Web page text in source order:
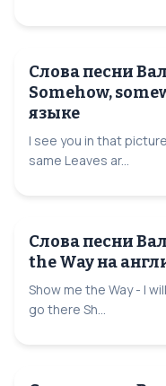
Слова песни
Somehow,
языке
I see you in that
same Leaves ar...
Слова песни
the Way на
Show me the Way - I
go there Sh...